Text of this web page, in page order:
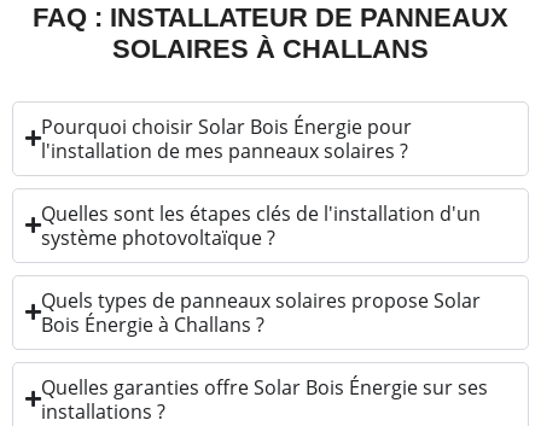
FAQ : INSTALLATEUR DE PANNEAUX
SOLAIRES À CHALLANS
Pourquoi choisir Solar Bois Énergie pour
l'installation de mes panneaux solaires ?
Quelles sont les étapes clés de l'installation d'un
système photovoltaïque ?
Quels types de panneaux solaires propose Solar
Bois Énergie à Challans ?
Quelles garanties offre Solar Bois Énergie sur ses
installations ?